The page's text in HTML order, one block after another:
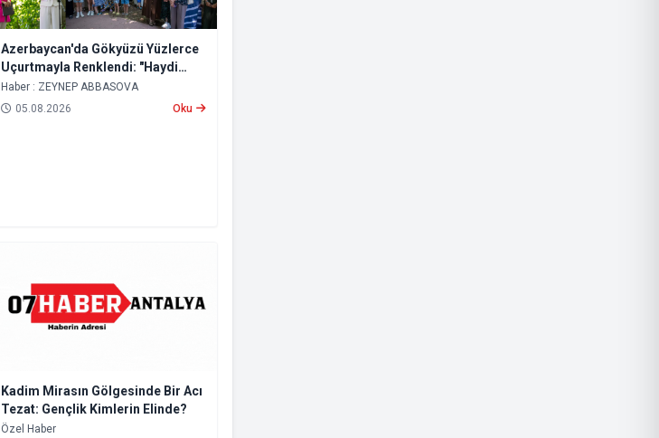
Azerbaycan'da Gökyüzü Yüzlerce
Uçurtmayla Renklendi: "Haydi
Dost Olalım" Uçurtma Festivali
Büyük İlgi Gördü
Haber : ZEYNEP ABBASOVA
05.08.2026
Oku
Kadim Mirasın Gölgesinde Bir Acı
Tezat: Gençlik Kimlerin Elinde?
​Özel Haber